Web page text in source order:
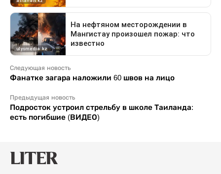
Следующая новость
Фанатке загара наложили 60 швов на лицо
Предыдущая новость
Подросток устроил стрельбу в школе Таиланда:
есть погибшие (ВИДЕО)